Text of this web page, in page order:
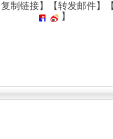
复制链接】【转发邮件】
】